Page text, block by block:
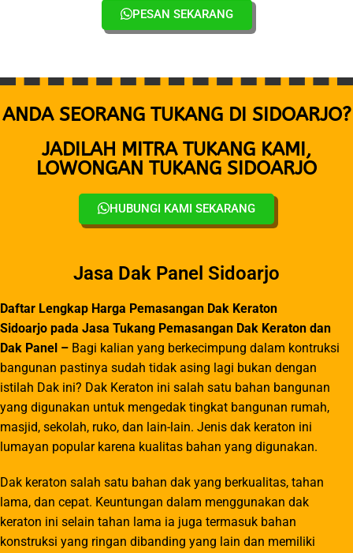
PESAN SEKARANG
ANDA SEORANG TUKANG DI SIDOARJO?
JADILAH MITRA TUKANG KAMI,
LOWONGAN TUKANG SIDOARJO
HUBUNGI KAMI SEKARANG
Jasa Dak Panel Sidoarjo
Daftar Lengkap Harga Pemasangan Dak Keraton
Sidoarjo pada Jasa Tukang Pemasangan Dak Keraton dan
Dak Panel – Bagi kalian yang berkecimpung dalam kontruksi
bangunan pastinya sudah tidak asing lagi bukan dengan
istilah Dak ini? Dak Keraton ini salah satu bahan bangunan
yang digunakan untuk mengedak tingkat bangunan rumah,
masjid, sekolah, ruko, dan lain-lain. Jenis dak keraton ini
lumayan popular karena kualitas bahan yang digunakan.
Dak keraton salah satu bahan dak yang berkualitas, tahan
lama, dan cepat. Keuntungan dalam menggunakan dak
keraton ini selain tahan lama ia juga termasuk bahan
konstruksi yang ringan dibanding yang lain dan memiliki